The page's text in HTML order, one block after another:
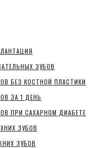
ЗУБОВ
БЕЗ КОСТНОЙ ПЛАСТИКИ
ЗА 1 ДЕНЬ
ПРИ САХАРНОМ ДИАБЕТЕ
ЗУБОВ
ЗУБОВ